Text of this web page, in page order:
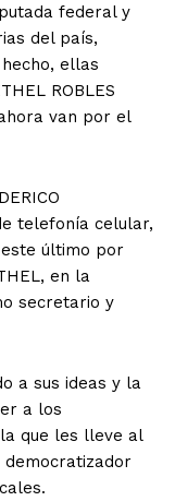
federal y
del país,
hecho, ellas
ROBLES
van por el
telefonía celular,
este último por
en la
secretario y
a sus ideas y la
a los
que les lleve al